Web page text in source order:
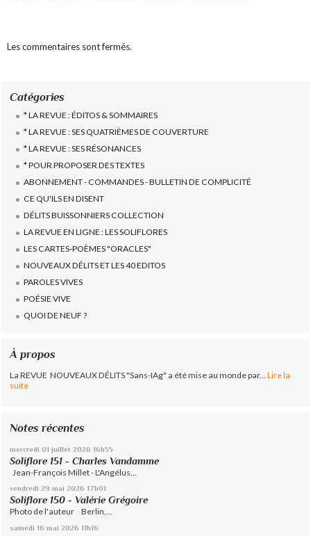
Les commentaires sont fermés.
Catégories
* LA REVUE : ÉDITOS & SOMMAIRES
* LA REVUE : SES QUATRIÈMES DE COUVERTURE
* LA REVUE : SES RÉSONANCES
* POUR PROPOSER DES TEXTES
ABONNEMENT - COMMANDES - BULLETIN DE COMPLICITÉ
CE QU'ILS EN DISENT
DÉLITS BUISSONNIERS COLLECTION
LA REVUE EN LIGNE : LES SOLIFLORES
LES CARTES-POÈMES "ORACLES"
NOUVEAUX DÉLITS ET LES 40 EDITOS
PAROLES VIVES
POÉSIE VIVE
QUOI DE NEUF ?
À propos
La REVUE NOUVEAUX DÉLITS "Sans-IAg" a été mise au monde par...
Lire la
suite
Notes récentes
mercredi 01 juillet 2026 16h55
Soliflore 151 - Charles Vandamme
Jean-François Millet - L'Angélus...
vendredi 29 mai 2026 17h01
Soliflore 150 - Valérie Grégoire
Photo de l'auteur Berlin,...
samedi 16 mai 2026 11h16